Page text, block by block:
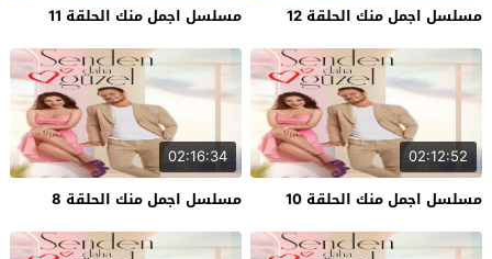
مسلسل اجمل منك الحلقة 12
مسلسل اجمل منك الحلقة 11
02:12:52
مسلسل اجمل منك الحلقة 10
02:16:34
مسلسل اجمل منك الحلقة 8